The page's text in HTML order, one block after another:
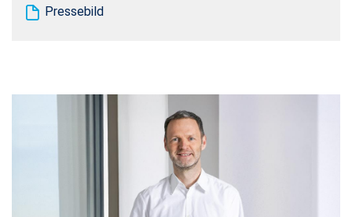
Pressebild